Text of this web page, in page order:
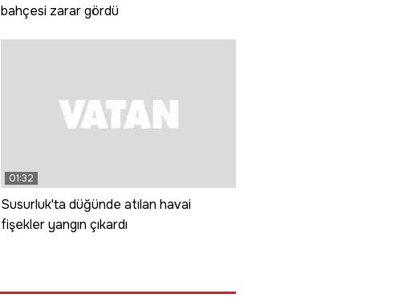
bahçesi zarar gördü
01:32
Susurluk'ta düğünde atılan havai
fişekler yangın çıkardı